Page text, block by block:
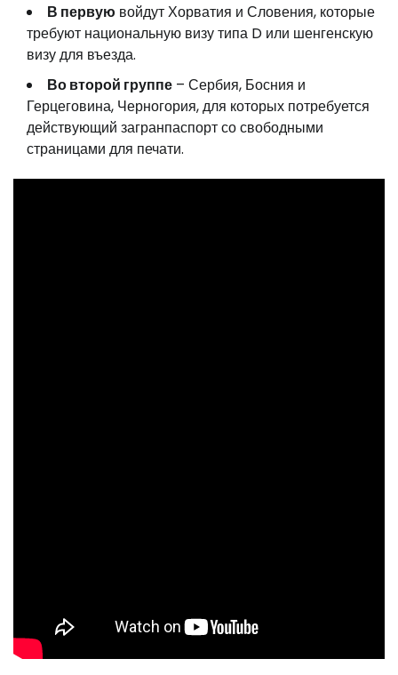
В первую войдут Хорватия и Словения, которые
требуют национальную визу типа D или шенгенскую
визу для въезда.
Во второй группе – Сербия, Босния и
Герцеговина, Черногория, для которых потребуется
действующий загранпаспорт со свободными
страницами для печати.